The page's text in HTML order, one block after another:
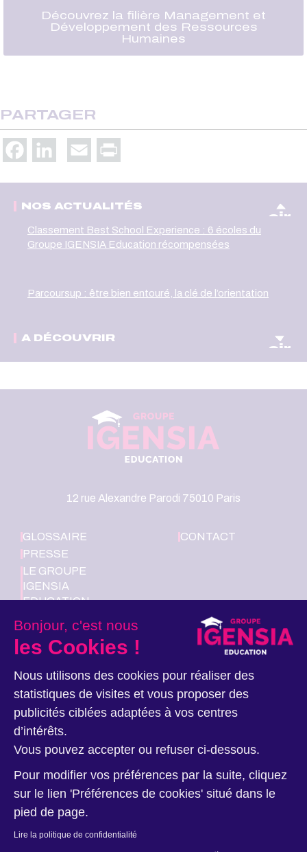
Bonjour, c'est nous
les Cookies !
Nous utilisons des cookies pour réaliser des
statistiques de visites et vous proposer des
publicités ciblées adaptées à vos centres
d’intérêts.
Vous pouvez accepter ou refuser ci-dessous.
Pour modifier vos préférences par la suite, cliquez
sur le lien 'Préférences de cookies' situé dans le
pied de page.
Lire la politique de confidentialité
Découvrez la filière Management et
Développement des Ressources
Humaines
PARTAGER
FacebookLinkedIn Email
NOS ACTUALITÉS
oir
Classement Best School Experience : 6 écoles du
Groupe IGENSIA Education récompensées
Parcoursup : être bien entouré, la clé de l’orientation
A DÉCOUVRIR
oir
12 rue Alexandre Parodi 75010 Paris
GLOSSAIRE
PRESSE
LE GROUPE
IGENSIA
EDUCATION
CONTACT
Nous suivre
Données personnellesEthique et DéontologieMentions légales
Nos sitesPlan du site